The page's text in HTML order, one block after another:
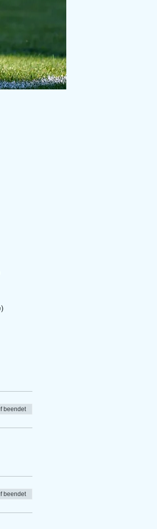
beendet
beendet